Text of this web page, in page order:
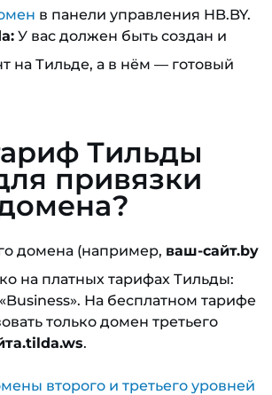
в панели управления HB.BY.
У вас должен быть создан и
на Тильде, а в нём — готовый
Тильды
привязки
домена (например, ваш-сайт.by
на платных тарифах Тильды:
На бесплатном тарифе
только домен третьего
.
второго и третьего уровней